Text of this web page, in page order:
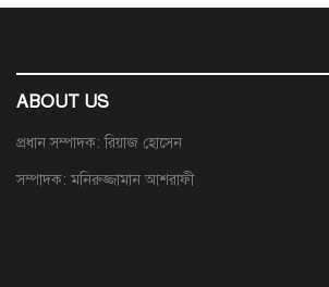
ABOUT US
প্রধান সম্পাদক: রিয়াজ হোসেন
সম্পাদক: মনিরুজ্জামান আশরাফী